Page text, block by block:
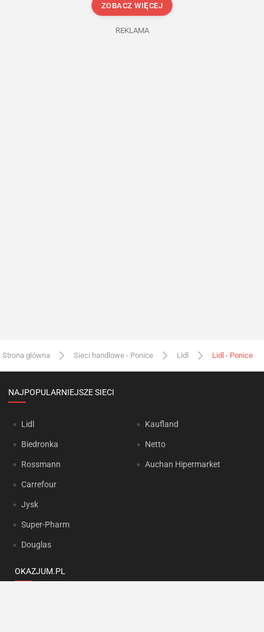
ZOBACZ WIĘCEJ
REKLAMA
Strona główna Sieci handlowe - Ponice Lidl Lidl - Ponice
NAJPOPULARNIEJSZE SIECI
Lidl
Biedronka
Rossmann
Carrefour
Jysk
Super-Pharm
Douglas
Kaufland
Netto
Auchan Hipermarket
OKAZJUM.PL